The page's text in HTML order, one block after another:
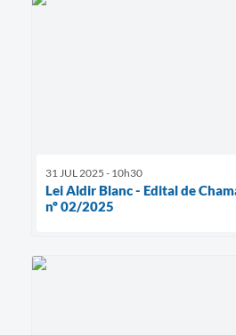
31 JUL 2025 - 10h30
Lei Aldir Blanc - Edital de
nº 02/2025